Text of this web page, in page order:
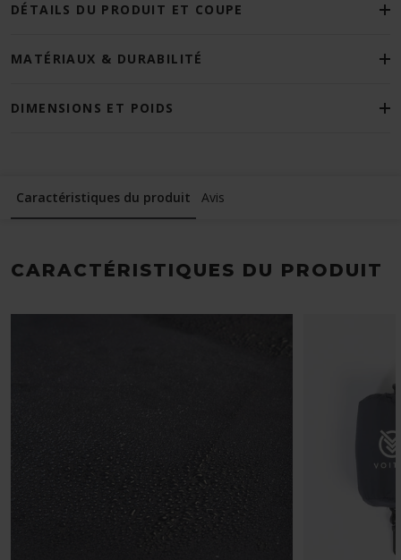
DÉTAILS DU PRODUIT ET COUPE
MATÉRIAUX & DURABILITÉ
DIMENSIONS ET POIDS
Caractéristiques du produit Avis
CARACTÉRISTIQUES DU PRODUIT